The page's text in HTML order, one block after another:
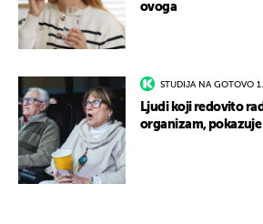
ovoga
STUDIJA NA GOTOVO
Ljudi koji redovito
organizam,